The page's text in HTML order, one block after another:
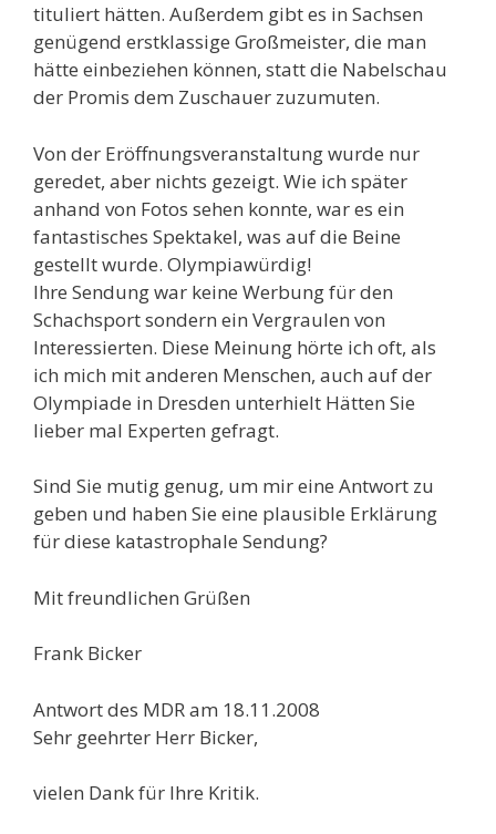
tituliert hätten. Außerdem gibt es in Sachsen
genügend erstklassige Großmeister, die man
hätte einbeziehen können, statt die Nabelschau
der Promis dem Zuschauer zuzumuten.
Von der Eröffnungsveranstaltung wurde nur
geredet, aber nichts gezeigt. Wie ich später
anhand von Fotos sehen konnte, war es ein
fantastisches Spektakel, was auf die Beine
gestellt wurde. Olympiawürdig!
Ihre Sendung war keine Werbung für den
Schachsport sondern ein Vergraulen von
Interessierten. Diese Meinung hörte ich oft, als
ich mich mit anderen Menschen, auch auf der
Olympiade in Dresden unterhielt Hätten Sie
lieber mal Experten gefragt.
Sind Sie mutig genug, um mir eine Antwort zu
geben und haben Sie eine plausible Erklärung
für diese katastrophale Sendung?
Mit freundlichen Grüßen
Frank Bicker
Antwort des MDR am 18.11.2008
Sehr geehrter Herr Bicker,
vielen Dank für Ihre Kritik.